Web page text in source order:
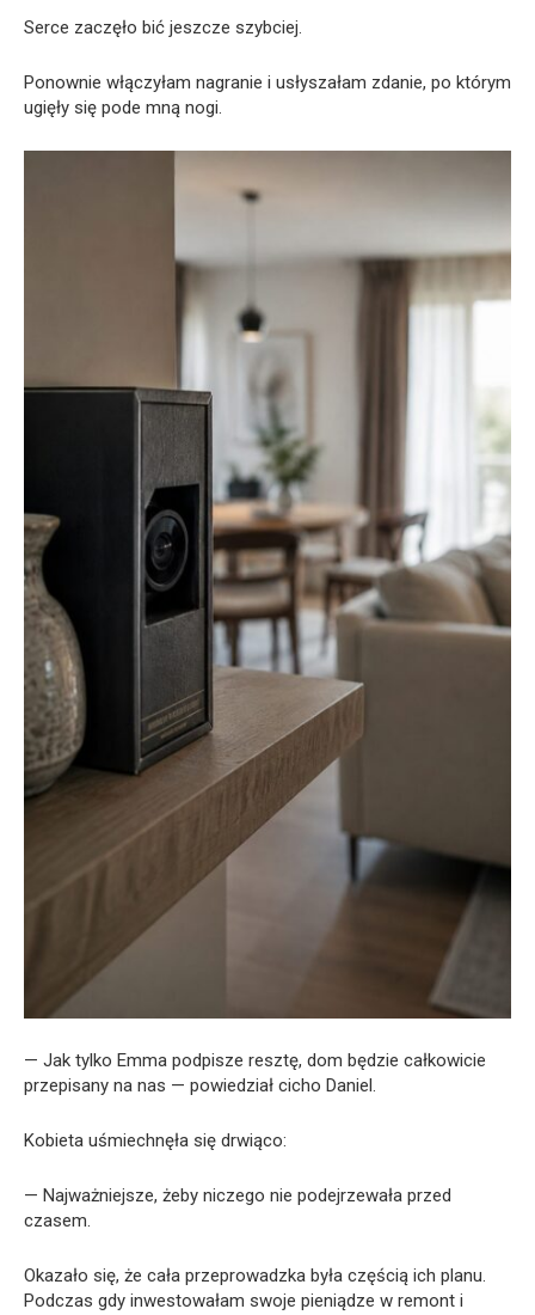
Serce zaczęło bić jeszcze szybciej.
Ponownie włączyłam nagranie i usłyszałam zdanie, po którym
ugięły się pode mną nogi.
— Jak tylko Emma podpisze resztę, dom będzie całkowicie
przepisany na nas — powiedział cicho Daniel.
Kobieta uśmiechnęła się drwiąco:
— Najważniejsze, żeby niczego nie podejrzewała przed
czasem.
Okazało się, że cała przeprowadzka była częścią ich planu.
Podczas gdy inwestowałam swoje pieniądze w remont i